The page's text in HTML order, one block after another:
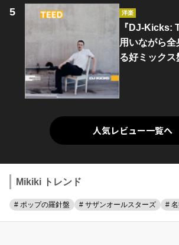
洋楽
『DJ-Kicks:
用いながら
る好ミックス
人気レビュー一覧へ
Mikiki トレンド
# ポップの羅針盤 # サザンオールスターズ #